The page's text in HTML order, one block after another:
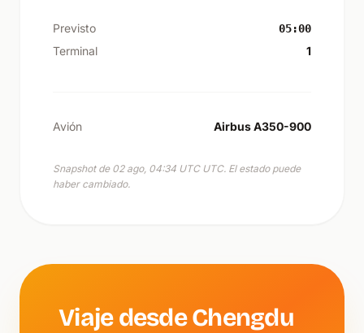
Previsto 05:00
Terminal 1
Avión Airbus A350-900
Snapshot de 02 ago, 04:34 UTC UTC. El estado puede
haber cambiado.
Viaje desde Chengdu